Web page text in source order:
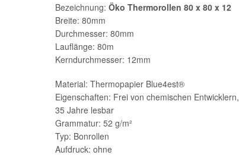
Bezeichnung:Öko Thermorollen 80 x 80 x 12
Breite: 80mm
Durchmesser: 80mm
Lauflänge: 80m
Kerndurchmesser: 12mm
Material: Thermopapier Blue4est®
Eigenschaften: Frei von chemischen Entwicklern,
35 Jahre lesbar
Grammatur: 52 g/m²
Typ: Bonrollen
Aufdruck: ohne